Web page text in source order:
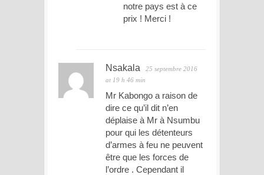
notre pays est à ce
prix ! Merci !
Nsakala
25 septembre 2016
at 19 h 46 min
Mr Kabongo a raison de
dire ce qu’il dit n’en
déplaise à Mr à Nsumbu
pour qui les détenteurs
d’armes à feu ne peuvent
être que les forces de
l’ordre . Cependant il